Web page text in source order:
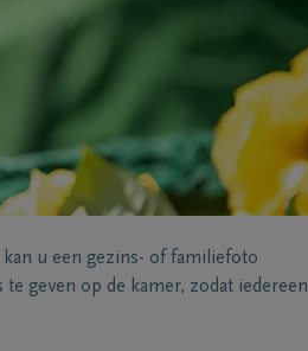
u een gezins- of familiefoto
geven op de kamer, zodat iedereen